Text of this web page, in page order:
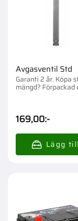
Avgasventil Std
Garanti 2 år. Köpa
mängd? Förpackad
169,00:-